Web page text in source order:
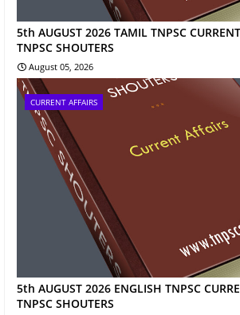
5th AUGUST 2026 TAMIL TNPSC
TNPSC SHOUTERS
August 05, 2026
CURRENT AFFAIRS
5th AUGUST 2026 ENGLISH TNPSC
TNPSC SHOUTERS